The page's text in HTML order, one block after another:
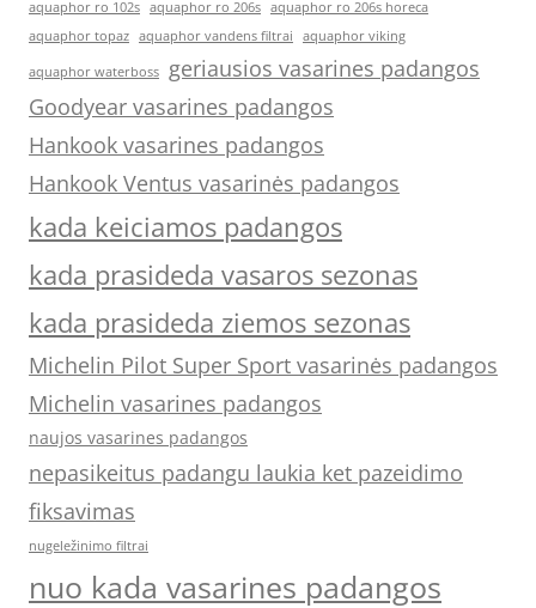
aquaphor ro 102s aquaphor ro 206s aquaphor ro 206s horeca
aquaphor topaz aquaphor vandens filtrai aquaphor viking
aquaphor waterboss
geriausios vasarines padangos
Goodyear vasarines padangos
Hankook vasarines padangos
Hankook Ventus vasarinės padangos
kada keiciamos padangos
kada prasideda vasaros sezonas
kada prasideda ziemos sezonas
Michelin Pilot Super Sport vasarinės padangos
Michelin vasarines padangos
naujos vasarines padangos
nepasikeitus padangu laukia ket pazeidimo
fiksavimas
nugeležinimo filtrai
nuo kada vasarines padangos